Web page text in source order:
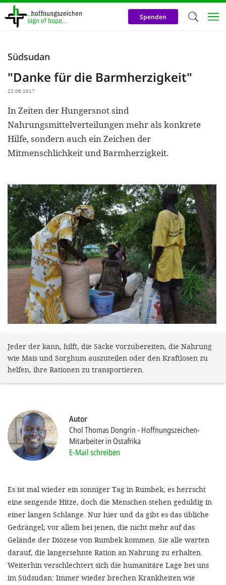
Direkt
zum
Inhalt
Spenden
Südsudan
"Danke für die Barmherzigkeit"
22.06.2017
In Zeiten der Hungersnot sind
Nahrungsmittelverteilungen mehr als konkrete
Hilfe, sondern auch ein Zeichen der
Mitmenschlichkeit und Barmherzigkeit.
Jeder der kann, hilft, die Säcke vorzubereiten, die Nahrung
wie Mais und Sorghum auszuteilen oder den Kraftlosen zu
helfen, ihre Rationen zu transportieren.
Autor
Chol Thomas Dongrin Hoffnungszeichen-
Mitarbeiter in Ostafrika
E-Mail schreiben
Es ist mal wieder ein sonniger Tag in Rumbek, es herrscht
eine sengende Hitze, doch die Menschen stehen geduldig in
einer langen Schlange. Nur hier und da gibt es das übliche
Gedrängel; vor allem bei jenen, die nicht mehr auf das
Gelände der Diözese von Rumbek kommen. Sie alle warten
darauf, die langersehnte Ration an Nahrung zu erhalten.
Weiterhin verschlechtert sich die humanitäre Lage bei uns
im Südsudan: Immer wieder brechen Krankheiten wie
Wir
helfen
Online-
und
unsere
den
Sie
Impressum
ALLEN